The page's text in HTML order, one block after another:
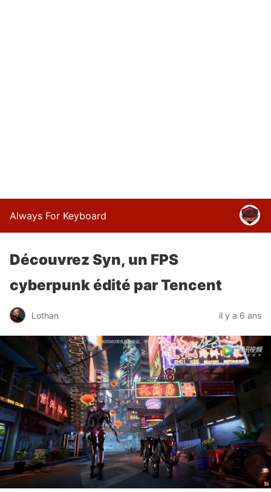
Always For Keyboard
Découvrez Syn, un FPS
cyberpunk édité par Tencent
Lothan il y a 6 ans